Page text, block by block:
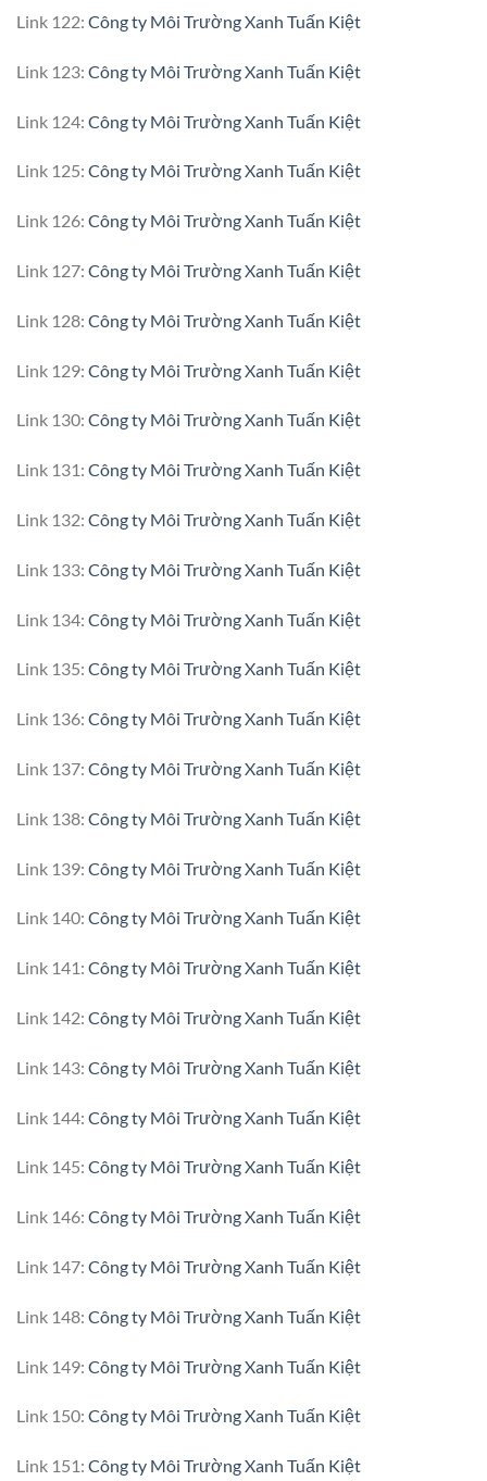
Link 122: Công ty Môi Trường Xanh Tuấn Kiệt
Link 123: Công ty Môi Trường Xanh Tuấn Kiệt
Link 124: Công ty Môi Trường Xanh Tuấn Kiệt
Link 125: Công ty Môi Trường Xanh Tuấn Kiệt
Link 126: Công ty Môi Trường Xanh Tuấn Kiệt
Link 127: Công ty Môi Trường Xanh Tuấn Kiệt
Link 128: Công ty Môi Trường Xanh Tuấn Kiệt
Link 129: Công ty Môi Trường Xanh Tuấn Kiệt
Link 130: Công ty Môi Trường Xanh Tuấn Kiệt
Link 131: Công ty Môi Trường Xanh Tuấn Kiệt
Link 132: Công ty Môi Trường Xanh Tuấn Kiệt
Link 133: Công ty Môi Trường Xanh Tuấn Kiệt
Link 134: Công ty Môi Trường Xanh Tuấn Kiệt
Link 135: Công ty Môi Trường Xanh Tuấn Kiệt
Link 136: Công ty Môi Trường Xanh Tuấn Kiệt
Link 137: Công ty Môi Trường Xanh Tuấn Kiệt
Link 138: Công ty Môi Trường Xanh Tuấn Kiệt
Link 139: Công ty Môi Trường Xanh Tuấn Kiệt
Link 140: Công ty Môi Trường Xanh Tuấn Kiệt
Link 141: Công ty Môi Trường Xanh Tuấn Kiệt
Link 142: Công ty Môi Trường Xanh Tuấn Kiệt
Link 143: Công ty Môi Trường Xanh Tuấn Kiệt
Link 144: Công ty Môi Trường Xanh Tuấn Kiệt
Link 145: Công ty Môi Trường Xanh Tuấn Kiệt
Link 146: Công ty Môi Trường Xanh Tuấn Kiệt
Link 147: Công ty Môi Trường Xanh Tuấn Kiệt
Link 148: Công ty Môi Trường Xanh Tuấn Kiệt
Link 149: Công ty Môi Trường Xanh Tuấn Kiệt
Link 150: Công ty Môi Trường Xanh Tuấn Kiệt
Link 151: Công ty Môi Trường Xanh Tuấn Kiệt